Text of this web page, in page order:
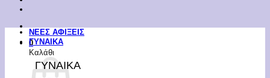
0
Καλάθι
ΝΕΕΣ ΑΦΙΞΕΙΣ
ΓΥΝΑΙΚΑ
ΓΥΝΑΙΚΑ